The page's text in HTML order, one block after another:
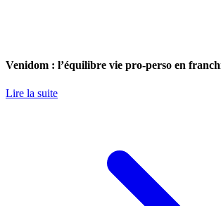
Venidom : l’équilibre vie pro-perso en
Lire la suite